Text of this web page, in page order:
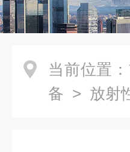
当前位置：
备 > 放射